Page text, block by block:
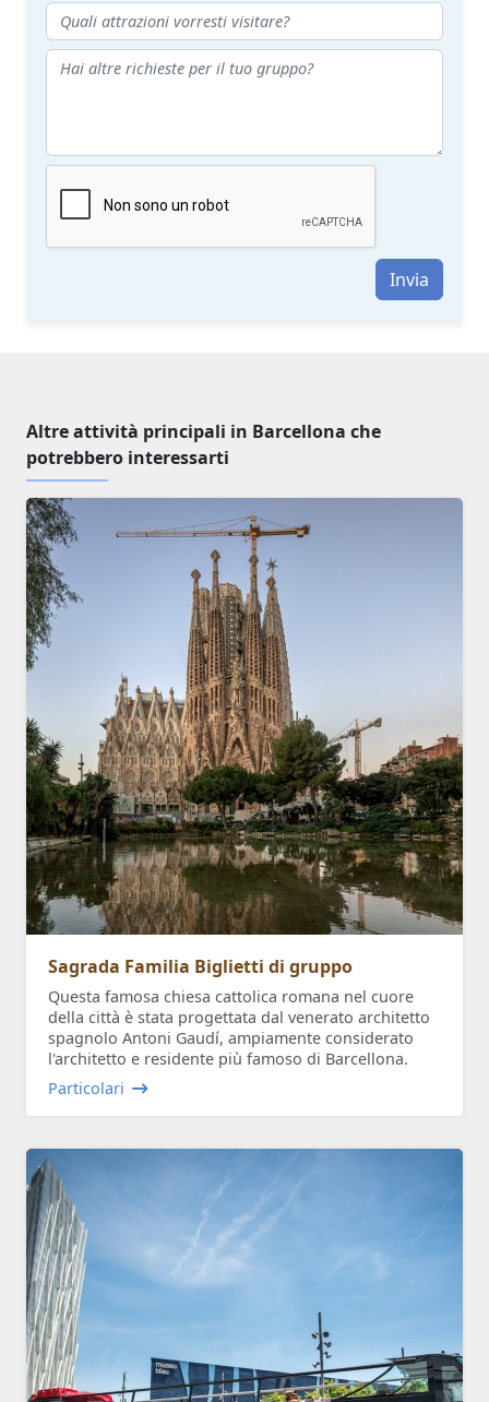
Invia
Altre attività principali in Barcellona che
potrebbero interessarti
Sagrada Familia Biglietti di gruppo
Questa famosa chiesa cattolica romana nel cuore
della città è stata progettata dal venerato architetto
spagnolo Antoni Gaudí, ampiamente considerato
l'architetto e residente più famoso di Barcellona.
Particolari